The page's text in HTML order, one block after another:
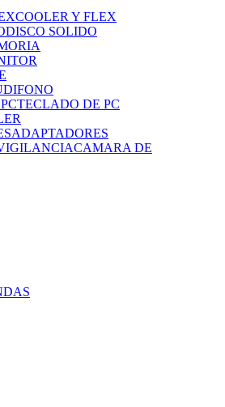
COOLER Y FLEX
DISCO SOLIDO
TECLADO DE PC
ADAPTADORES
CAMARA DE